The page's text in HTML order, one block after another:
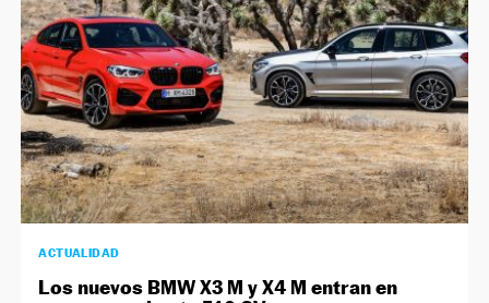
ACTUALIDAD
Los nuevos BMW X3 M y X4 M entran en